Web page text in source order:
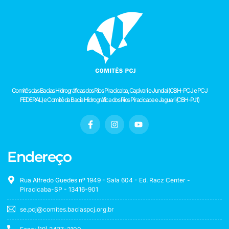
Comitês das Bacias Hidrográficas dos Rios Piracicaba, Capivari e Jundiaí (CBH-PCJ e PCJ
FEDERAL) e Comitê da Bacia Hidrográfica dos Rios Piracicaba e Jaguari (CBH-PJ1)
Endereço
Rua Alfredo Guedes nº 1949 - Sala 604 - Ed. Racz Center -
Piracicaba-SP - 13416-901
se.pcj@comites.baciaspcj.org.br